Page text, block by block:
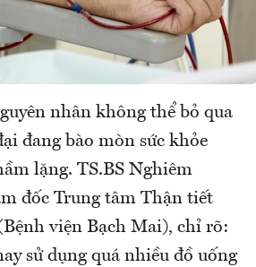
nhân không thể bỏ qua
đang bào mòn sức khỏe
lặng. TS.BS Nghiêm
đốc Trung tâm Thận tiết
viện Bạch Mai), chỉ rõ:
sử dụng quá nhiều đồ uống